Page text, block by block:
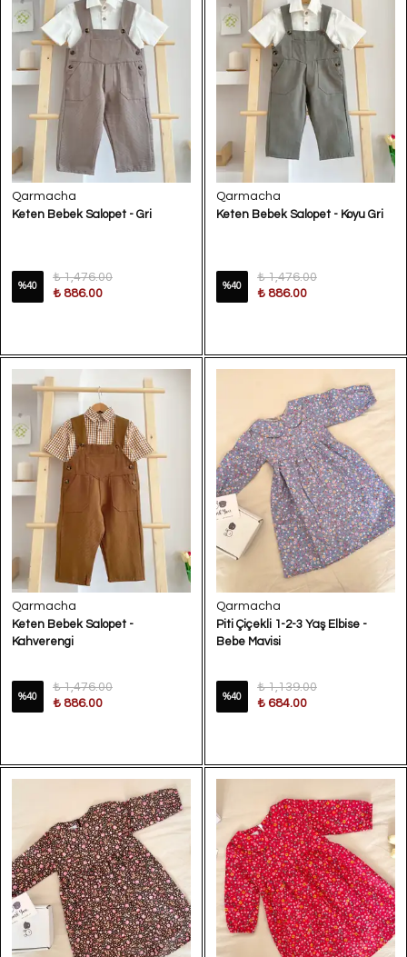
Qarmacha
Keten Bebek Salopet - Gri
%40
₺ 1,476.00
₺ 886.00
Qarmacha
Keten Bebek Salopet - Koyu Gri
%40
₺ 1,476.00
₺ 886.00
Qarmacha
Keten Bebek Salopet -
Kahverengi
%40
₺ 1,476.00
₺ 886.00
Qarmacha
Piti Çiçekli 1-2-3 Yaş Elbise -
Bebe Mavisi
%40
₺ 1,139.00
₺ 684.00